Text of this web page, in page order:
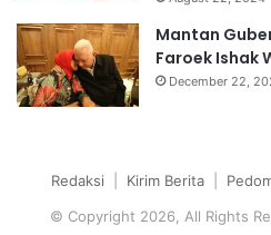
Mantan
Faroek Ishak
December 22,
Redaksi Kirim Berita
© Copyright 2026, All Rights